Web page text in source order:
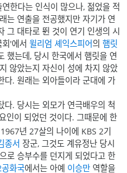
한다는 인식이 많으나, 젊었을 적
는 연출을 전공했지만 자기가 연
그 대타로 뛴 것이 연기 인생의 시
회'에서윌리엄 셰익스피어의햄릿
했는데, 당시 한국에서 햄릿을 연
않았는지 자신이 성에 차지 않았
다. 원래는 외아들이라 군대에 가
다. 당시는 외모가 연극배우의 척
인이 되었던 것이다. 그때문에 한
1967년 27살의 나이에 KBS 2기
종서 장군, 그것도 계유정난 당시
로 승부수를 던지게 되었다고 한
화국에서는 아예 이승만 역할을